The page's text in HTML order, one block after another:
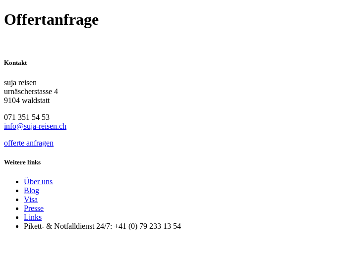
Offertanfrage
Kontakt
suja reisen
urnäscherstasse 4
9104 waldstatt
071 351 54 53
info@suja-reisen.ch
offerte anfragen
Weitere links
Über uns
Blog
Visa
Presse
Links
Pikett- & Notfalldienst 24/7: +41 (0) 79 233 13 54